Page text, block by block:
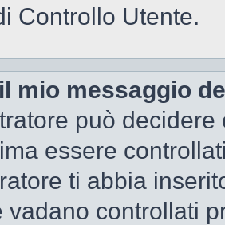
Controllo Utente.
mio messaggio
può
essere
ti abbia
vadano controllati